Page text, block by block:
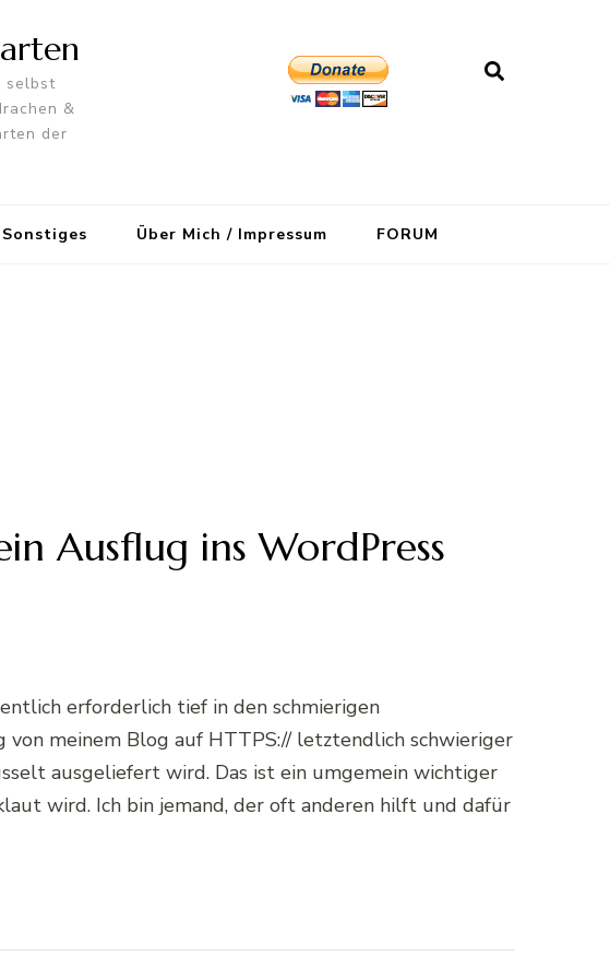
selbst
&
der
Sonstiges Über Mich / Impressum FORUM
Ausflug ins WordPress
erforderlich tief in den schmierigen
meinem Blog auf HTTPS:// letztendlich schwieriger
ausgeliefert wird. Das ist ein umgemein wichtiger
wird. Ich bin jemand, der oft anderen hilft und dafür